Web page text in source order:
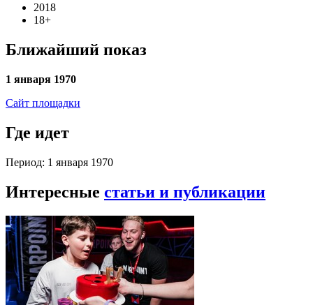
2018
18+
Ближайший показ
1 января 1970
Сайт площадки
Где идет
Период: 1 января 1970
Интересные статьи и публикации